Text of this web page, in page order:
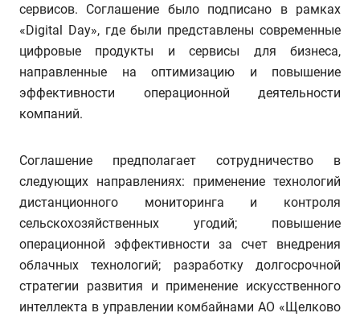
сервисов. Соглашение было подписано в рамках
«Digital Day», где были представлены современные
цифровые продукты и сервисы для бизнеса,
направленные на оптимизацию и повышение
эффективности операционной деятельности
компаний.
Соглашение предполагает сотрудничество в
следующих направлениях: применение технологий
дистанционного мониторинга и контроля
сельскохозяйственных угодий; повышение
операционной эффективности за счет внедрения
облачных технологий; разработку долгосрочной
стратегии развития и применение искусственного
интеллекта в управлении комбайнами АО «Щелково